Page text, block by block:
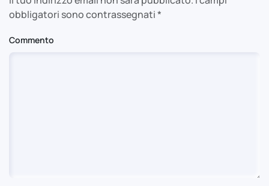
obbligatori sono contrassegnati*
Commento